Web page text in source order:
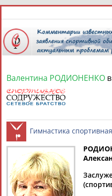
8
СПОРТСМЕНЫ, ТРЕНЕРЫ И
Найдено: 1персона
Валентина РОДИОНЕНКО
Гимнастика